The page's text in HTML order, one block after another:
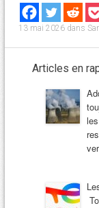
13 mai 2026dans
Articles en